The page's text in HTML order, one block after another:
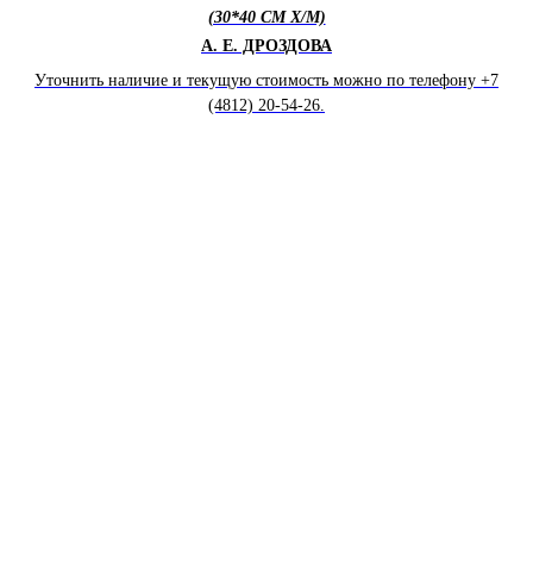
(30*40 СМ X/M)
А. Е. ДРОЗДОВА
Уточнить наличие и текущую стоимость можно по телефону +7
(4812) 20-54-26.